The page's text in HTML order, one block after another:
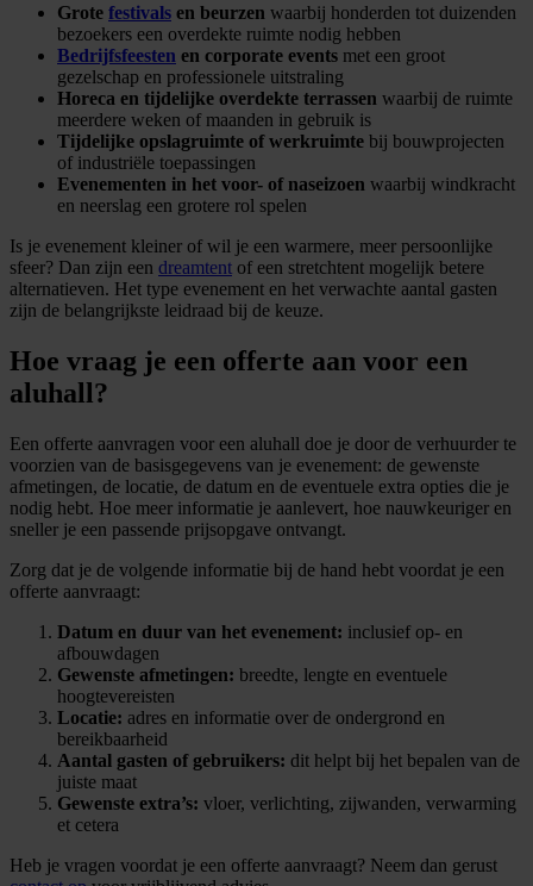
Grote festivals en beurzen waarbij honderden tot duizenden
bezoekers een overdekte ruimte nodig hebben
Bedrijfsfeesten en corporate events met een groot
gezelschap en professionele uitstraling
Horeca en tijdelijke overdekte terrassen waarbij de ruimte
meerdere weken of maanden in gebruik is
Tijdelijke opslagruimte of werkruimte bij bouwprojecten
of industriële toepassingen
Evenementen in het voor- of naseizoen waarbij windkracht
en neerslag een grotere rol spelen
Is je evenement kleiner of wil je een warmere, meer persoonlijke
sfeer? Dan zijn een dreamtent of een stretchtent mogelijk betere
alternatieven. Het type evenement en het verwachte aantal gasten
zijn de belangrijkste leidraad bij de keuze.
Hoe vraag je een offerte aan voor een
aluhall?
Een offerte aanvragen voor een aluhall doe je door de verhuurder te
voorzien van de basisgegevens van je evenement: de gewenste
afmetingen, de locatie, de datum en de eventuele extra opties die je
nodig hebt. Hoe meer informatie je aanlevert, hoe nauwkeuriger en
sneller je een passende prijsopgave ontvangt.
Zorg dat je de volgende informatie bij de hand hebt voordat je een
offerte aanvraagt:
Datum en duur van het evenement: inclusief op- en
afbouwdagen
Gewenste afmetingen: breedte, lengte en eventuele
hoogtevereisten
Locatie: adres en informatie over de ondergrond en
bereikbaarheid
Aantal gasten of gebruikers: dit helpt bij het bepalen van de
juiste maat
Gewenste extra’s: vloer, verlichting, zijwanden, verwarming
et cetera
Heb je vragen voordat je een offerte aanvraagt? Neem dan gerust